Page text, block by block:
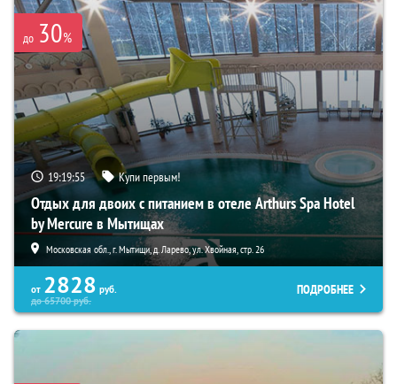
до 30%
19:19:53 Купи первым!
Отдых для двоих с питанием в отеле Arthurs Spa Hotel
by Mercure в Мытищах
Московская обл., г. Мытищи, д. Ларево, ул. Хвойная, стр. 26
от 2828 руб.
до65700руб.
ПОДРОБНЕЕ